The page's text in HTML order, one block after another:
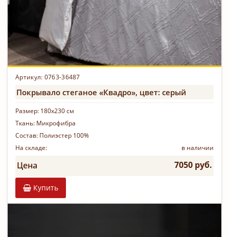
Артикул: 0763-36487
Покрывало стеганое «Квадро», цвет: серый
Размер: 180х230 см
Ткань: Микрофибра
Состав: Полиэстер 100%
На складе:
в наличии
Цена 7050 руб.
Купить